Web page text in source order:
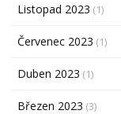
Listopad 2023 (1)
Červenec 2023 (1)
Duben 2023 (1)
Březen 2023 (3)